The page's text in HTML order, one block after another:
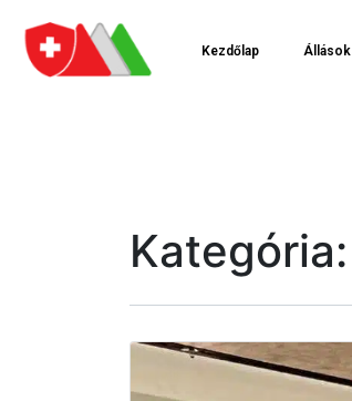
Kezdőlap Állások
Kategória: